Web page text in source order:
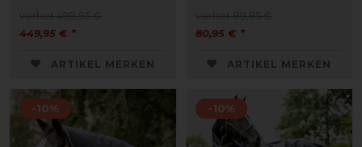
449,95 € *
ARTIKEL MERKEN
80,95 € *
ARTIKEL MERKEN
-10% -10%